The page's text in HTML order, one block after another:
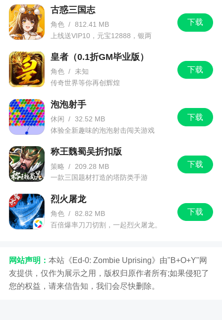
小编评价
人物悉数登场，带给大家原汁原味的体验
2、游戏初期的确是一个可玩性很高的游戏，但
现，好比对方可以使用技能，这点我还可以接受，
但是所谓的血战模式不可以释放英雄真的很没道
理，开局四个英雄我从头杀对方到尾，结果进入血
战，对方所有英雄都上过场而我还剩三个不让上？
在场的英雄支撑了那么久血量难免都是残，本来一
个费尽心思去赢且取得重大优势的局仅仅因为一个
出现，但希望血战模式可以继续把没有上场的英雄
给上场，比如给玩家选择储存元力的机会（？就是
让英雄上场的那个东西），很多时候没有必要却不
3、凹凸的游戏我真的很惊讶，没想到做动画的
能做出这样的游戏！内容很新鲜，没有之前玩过的
下载
古惑三国志
角色 / 812.41 MB
上线送VIP10，元宝12888，银两
下载
皇者（0.1折GM毕业版）
角色 / 未知
传奇世界等你再创辉煌
下载
泡泡射手
休闲 / 32.52 MB
体验全新趣味的泡泡射击闯关游戏
下载
称王魏蜀吴折扣版
策略 /
209.28 MB
一款三国题材打造的塔防类手游
下载
烈火屠龙
角色 / 82.82 MB
百倍爆率刀刀切割，一起烈火屠龙。
网站声明： 本站《Ed-0: Zombie Uprising》由"B+O+Y"网
友提供，仅作为展示之用，版权归原作者所有;如果侵犯了
您的权益，请来信告知，我们会尽快删除。